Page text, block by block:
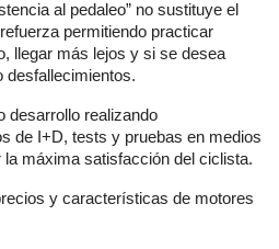
al pedaleo” no sustituye el
permitiendo practicar
llegar más lejos y si se desea
desfallecimientos.
desarrollo realizando
de I+D, tests y pruebas en medios
máxima satisfacción del ciclista.
y características de motores